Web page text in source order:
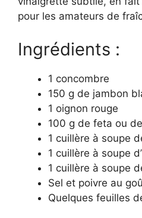
pour les amateurs de
Ingrédients :
1 concombre
150 g de jambon
1 oignon rouge
100 g de feta ou
1 cuillère à soupe
1 cuillère à soupe
1 cuillère à soupe
Sel et poivre au
Quelques feuilles